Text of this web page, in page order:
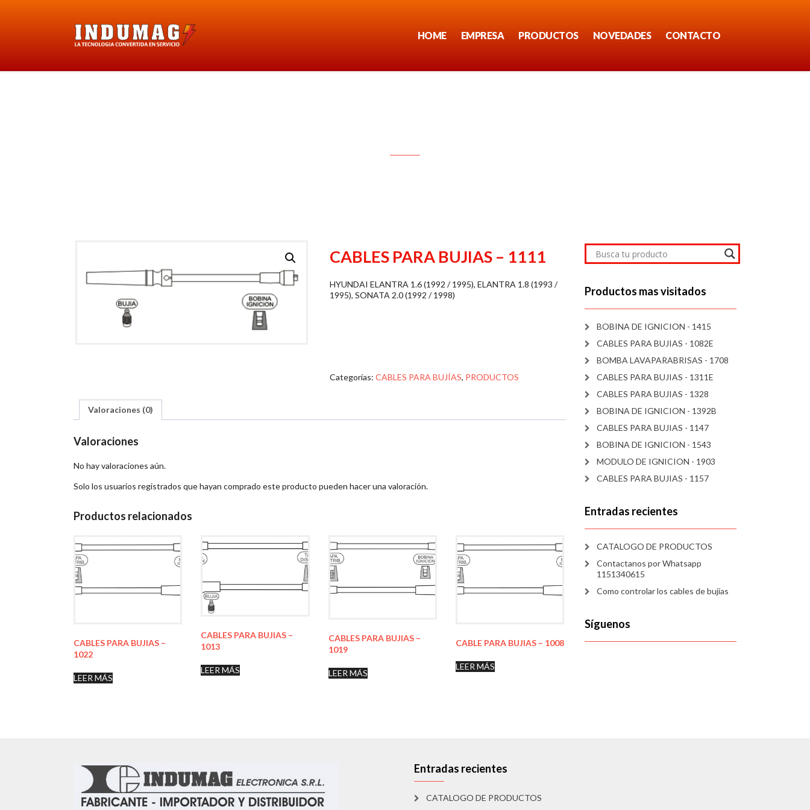
HOME EMPRESA PRODUCTOS NOVEDADES CONTACTO
CABLES PARA BUJIAS – 1111
HYUNDAI ELANTRA 1.6 (1992 / 1995), ELANTRA 1.8 (1993 /
1995), SONATA 2.0 (1992 / 1998)
Categorías:CABLES PARA BUJÍAS, PRODUCTOS
Valoraciones (0)
Valoraciones
No hay valoraciones aún.
Solo los usuarios registrados que hayan comprado este producto pueden hacer una valoración.
Productos relacionados
CABLES PARA BUJIAS –
1022
LEER MÁS
CABLES PARA BUJIAS –
1013
LEER MÁS
CABLES PARA BUJIAS –
1019
LEER MÁS
CABLE PARA BUJIAS – 1008
LEER MÁS
Productos mas visitados
BOBINA DE IGNICION - 1415
CABLES PARA BUJIAS - 1082E
BOMBA LAVAPARABRISAS - 1708
CABLES PARA BUJIAS - 1311E
CABLES PARA BUJIAS - 1328
BOBINA DE IGNICION - 1392B
CABLES PARA BUJIAS - 1147
BOBINA DE IGNICION - 1543
MODULO DE IGNICION - 1903
CABLES PARA BUJIAS - 1157
Entradas recientes
CATALOGO DE PRODUCTOS
Contactanos por Whatsapp
1151340615
Como controlar los cables de bujías
Síguenos
Entradas recientes
CATALOGO DE PRODUCTOS